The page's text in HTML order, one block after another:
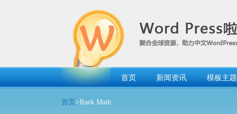
首页 新闻资讯 模板主题
首页 >Rank Math